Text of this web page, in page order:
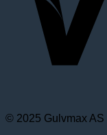
© 2025 Gulvmax AS